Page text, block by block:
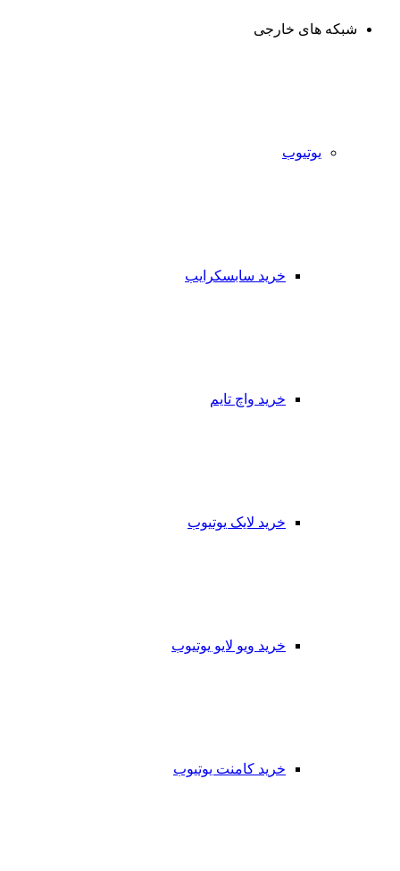
شبکه های خارجی
یوتیوب
خرید سابسکرایب
خرید واچ تایم
خرید لایک یوتیوب
خرید ویو لایو یوتیوب
خرید کامنت یوتیوب